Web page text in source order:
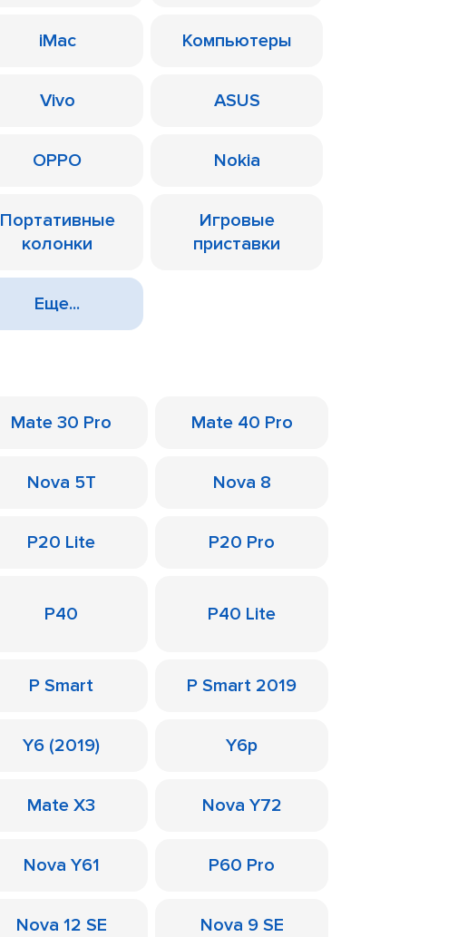
iMac Компьютеры
Vivo ASUS
OPPO Nokia
Портативные
колонки
Игровые
приставки
Еще...
Mate 30 Pro Mate 40 Pro
Nova 5T Nova 8
P20 Lite P20 Pro
P40 P40 Lite
P Smart P Smart 2019
Y6 (2019) Y6p
Mate X3 Nova Y72
Nova Y61 P60 Pro
Nova 12 SE Nova 9 SE